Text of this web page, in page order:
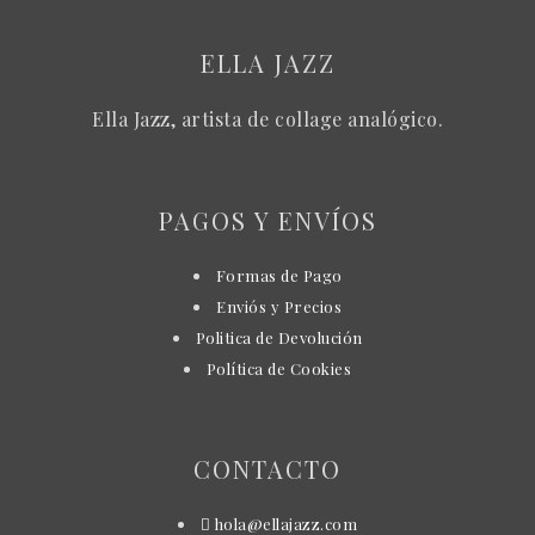
ELLA JAZZ
Ella Jazz, artista de collage analógico.
PAGOS Y ENVÍOS
Formas de Pago
Enviós y Precios
Politica de Devolución
Política de Cookies
CONTACTO
hola@ellajazz.com